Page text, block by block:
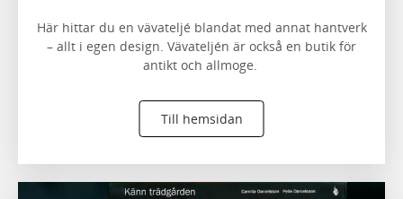
Här hittar du en vävateljé blandat med annat hantverk
– allt i egen design. Vävateljén är också en butik för
antikt och allmoge.
Till hemsidan